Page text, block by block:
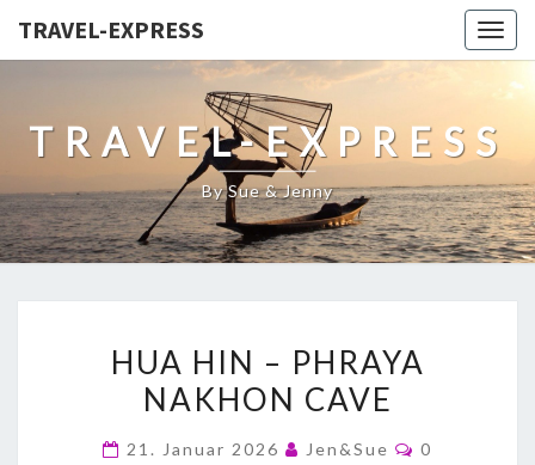
TRAVEL-EXPRESS
TRAVEL-EXPRESS
By Sue & Jenny
HUA HIN – PHRAYA
NAKHON CAVE
21. Januar 2026 Jen&Sue
0